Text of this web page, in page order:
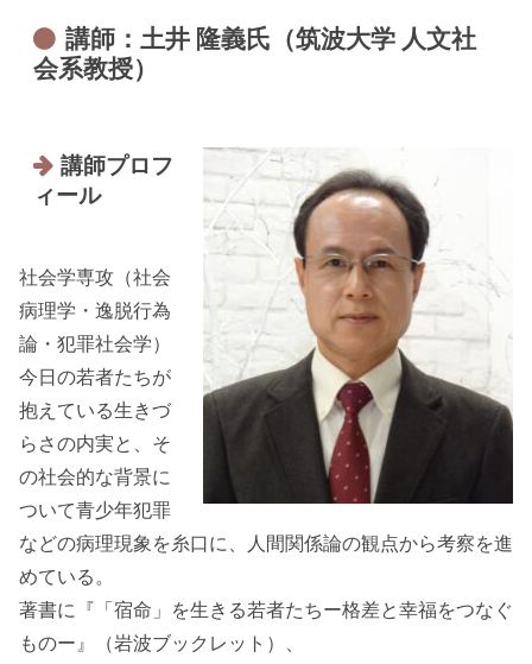
講師：土井 隆義氏（筑波大学 人文社
会系教授）
講師プロフ
ィール
社会学専攻（社会
病理学・逸脱行為
論・犯罪社会学）
今日の若者たちが
抱えている生きづ
らさの内実と、そ
の社会的な背景に
ついて青少年犯罪
などの病理現象を糸口に、人間関係論の観点から考察を進
めている。
著書に『「宿命」を生きる若者たちー格差と幸福をつなぐ
ものー』（岩波ブックレット）、